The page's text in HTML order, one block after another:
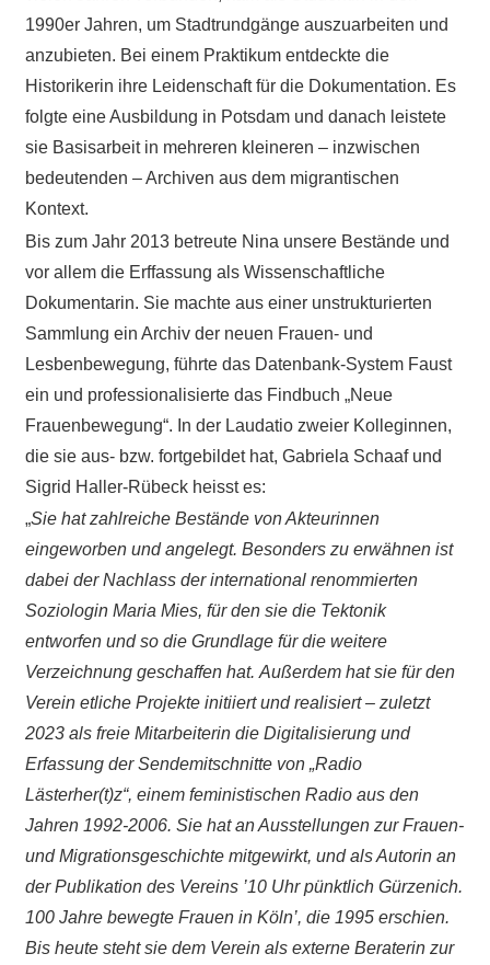
1990er Jahren, um Stadtrundgänge auszuarbeiten und
anzubieten. Bei einem Praktikum entdeckte die
Historikerin ihre Leidenschaft für die Dokumentation. Es
folgte eine Ausbildung in Potsdam und danach leistete
sie Basisarbeit in mehreren kleineren – inzwischen
bedeutenden – Archiven aus dem migrantischen
Kontext.
Bis zum Jahr 2013 betreute Nina unsere Bestände und
vor allem die Erffassung als Wissenschaftliche
Dokumentarin. Sie machte aus einer unstrukturierten
Sammlung ein Archiv der neuen Frauen- und
Lesbenbewegung, führte das Datenbank-System Faust
ein und professionalisierte das Findbuch „Neue
Frauenbewegung“. In der Laudatio zweier Kolleginnen,
die sie aus- bzw. fortgebildet hat, Gabriela Schaaf und
Sigrid Haller-Rübeck heisst es:
„Sie hat zahlreiche Bestände von Akteurinnen
eingeworben und angelegt. Besonders zu erwähnen ist
dabei der Nachlass der international renommierten
Soziologin Maria Mies, für den sie die Tektonik
entworfen und so die Grundlage für die weitere
Verzeichnung geschaffen hat. Außerdem hat sie für den
Verein etliche Projekte initiiert und realisiert – zuletzt
2023 als freie Mitarbeiterin die Digitalisierung und
Erfassung der Sendemitschnitte von „Radio
Lästerher(t)z“, einem feministischen Radio aus den
Jahren 1992-2006. Sie hat an Ausstellungen zur Frauen-
und Migrationsgeschichte mitgewirkt, und als Autorin an
der Publikation des Vereins ’10 Uhr pünktlich Gürzenich.
100 Jahre bewegte Frauen in Köln’, die 1995 erschien.
Bis heute steht sie dem Verein als externe Beraterin zur